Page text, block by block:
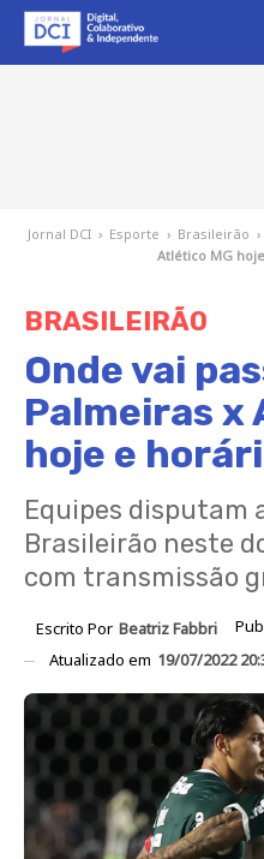
Jornal DCI › Esporte › Brasileirão ›
Atlético MG
BRASILEIRÃO
Onde vai
Palmeiras x
hoje e
Equipes disputam
Brasileirão neste
com transmissão
Escrito Por Beatriz Fabbri
Atualizado em 19/07/2022